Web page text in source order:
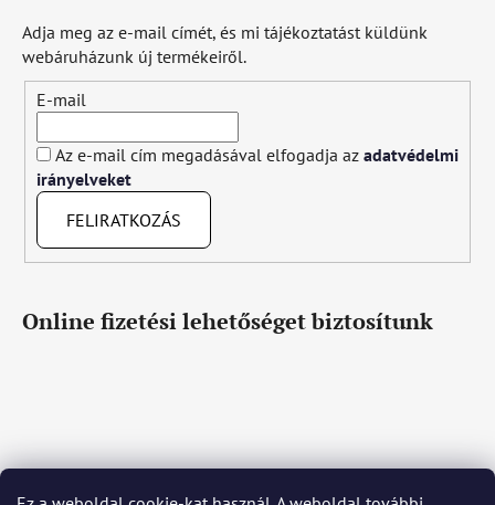
Adja meg az e-mail címét, és mi tájékoztatást küldünk
webáruházunk új termékeiről.
E-mail
Az e-mail cím megadásával elfogadja az adatvédelmi
irányelveket
FELIRATKOZÁS
Online fizetési lehetőséget biztosítunk